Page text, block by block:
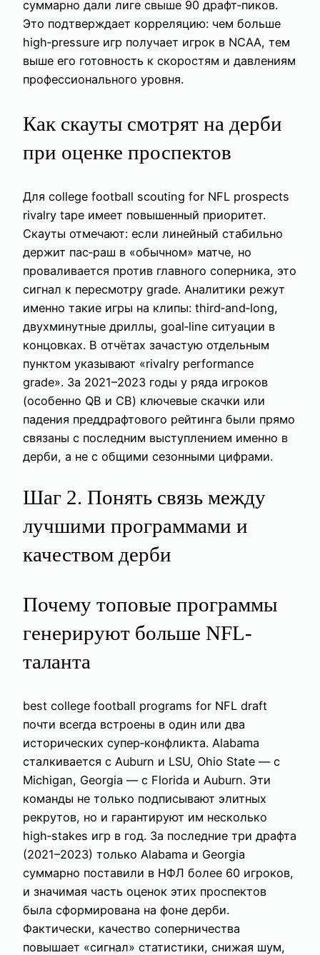
суммарно дали лиге свыше 90 драфт‑пиков.
Это подтверждает корреляцию: чем больше
high‑pressure игр получает игрок в NCAA, тем
выше его готовность к скоростям и давлениям
профессионального уровня.
Как скауты смотрят на дерби
при оценке проспектов
Для college football scouting for NFL prospects
rivalry tape имеет повышенный приоритет.
Скауты отмечают: если линейный стабильно
держит пас‑раш в «обычном» матче, но
проваливается против главного соперника, это
сигнал к пересмотру grade. Аналитики режут
именно такие игры на клипы: third‑and‑long,
двухминутные дриллы, goal‑line ситуации в
концовках. В отчётах зачастую отдельным
пунктом указывают «rivalry performance
grade». За 2021–2023 годы у ряда игроков
(особенно QB и CB) ключевые скачки или
падения преддрафтового рейтинга были прямо
связаны с последним выступлением именно в
дерби, а не с общими сезонными цифрами.
Шаг 2. Понять связь между
лучшими программами и
качеством дерби
Почему топовые программы
генерируют больше NFL-
таланта
best college football programs for NFL draft
почти всегда встроены в один или два
исторических супер‑конфликта. Alabama
сталкивается с Auburn и LSU, Ohio State — с
Michigan, Georgia — с Florida и Auburn. Эти
команды не только подписывают элитных
рекрутов, но и гарантируют им несколько
high‑stakes игр в год. За последние три драфта
(2021–2023) только Alabama и Georgia
суммарно поставили в НФЛ более 60 игроков,
и значимая часть оценок этих проспектов
была сформирована на фоне дерби.
Фактически, качество соперничества
повышает «сигнал» статистики, снижая шум,